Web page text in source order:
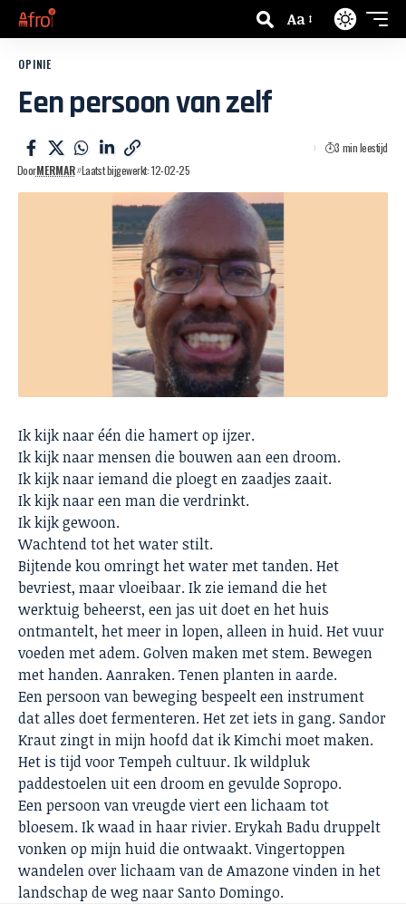
Aa
OPINIE
Een persoon van zelf
DoorMERMAR Laatst bijgewerkt: 12-02-25
3 min leestijd
Ik kijk naar één die hamert op ijzer.
Ik kijk naar mensen die bouwen aan een droom.
Ik kijk naar iemand die ploegt en zaadjes zaait.
Ik kijk naar een man die verdrinkt.
Ik kijk gewoon.
Wachtend tot het water stilt.
Bijtende kou omringt het water met tanden. Het
bevriest, maar vloeibaar. Ik zie iemand die het
werktuig beheerst, een jas uit doet en het huis
ontmantelt, het meer in lopen, alleen in huid. Het vuur
voeden met adem. Golven maken met stem. Bewegen
met handen. Aanraken. Tenen planten in aarde.
Een persoon van beweging bespeelt een instrument
dat alles doet fermenteren. Het zet iets in gang. Sandor
Kraut zingt in mijn hoofd dat ik Kimchi moet maken.
Het is tijd voor Tempeh cultuur. Ik wildpluk
paddestoelen uit een droom en gevulde Sopropo.
Een persoon van vreugde viert een lichaam tot
bloesem. Ik waad in haar rivier. Erykah Badu druppelt
vonken op mijn huid die ontwaakt. Vingertoppen
wandelen over lichaam van de Amazone vinden in het
landschap de weg naar Santo Domingo.